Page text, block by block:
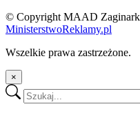
© Copyright MAAD
MinisterstwoReklamy.pl
Wszelkie prawa zastrzeżone.
×